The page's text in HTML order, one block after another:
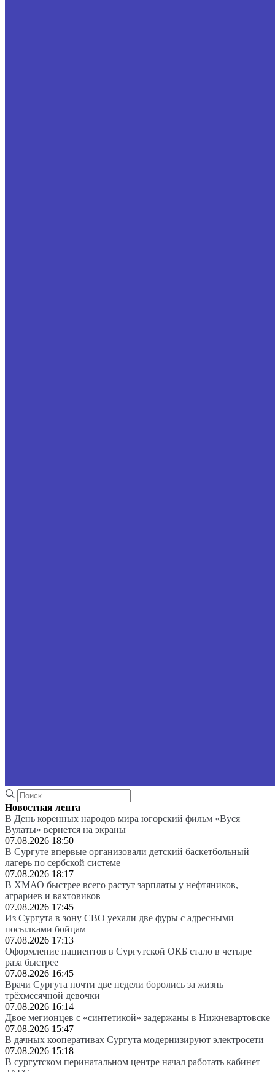
Новостная лента
В День коренных народов мира югорский фильм «Вуся
Вулаты» вернется на экраны
07.08.2026 18:50
В Сургуте впервые организовали детский баскетбольный
лагерь по сербской системе
07.08.2026 18:17
В ХМАО быстрее всего растут зарплаты у нефтяников,
аграриев и вахтовиков
07.08.2026 17:45
Из Сургута в зону СВО уехали две фуры с адресными
посылками бойцам
07.08.2026 17:13
Оформление пациентов в Сургутской ОКБ стало в четыре
раза быстрее
07.08.2026 16:45
Врачи Сургута почти две недели боролись за жизнь
трёхмесячной девочки
07.08.2026 16:14
Двое мегионцев с «синтетикой» задержаны в Нижневартовске
07.08.2026 15:47
В дачных кооперативах Сургута модернизируют электросети
07.08.2026 15:18
В сургутском перинатальном центре начал работать кабинет